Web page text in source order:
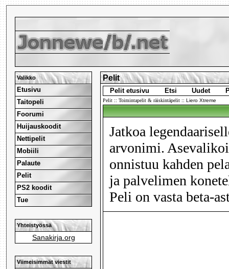
Valikko
Etusivu
Taitopeli
Foorumi
Huijauskoodit
Nettipelit
Mobiili
Palaute
Pelit
PS2 koodit
Tue
Yhteistyössä
Sanakirja.org
Viimeisimmät viestit
Pelit
Pelit etusivu Etsi Uudet
Pelit ::Toimintapelit & räiskintäpelit ::Liero Xtreme
Jatkoa
arvonimi.
onnistuu kahden
ja palvelimen
Peli on vasta beta-